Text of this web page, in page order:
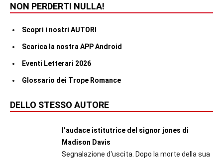
NON PERDERTI NULLA!
Scopri i nostri AUTORI
Scarica la nostra APP Android
Eventi Letterari 2026
Glossario dei Trope Romance
DELLO STESSO AUTORE
l’audace istitutrice del signor jones di
Madison Davis
Segnalazione d'uscita. Dopo la morte della sua